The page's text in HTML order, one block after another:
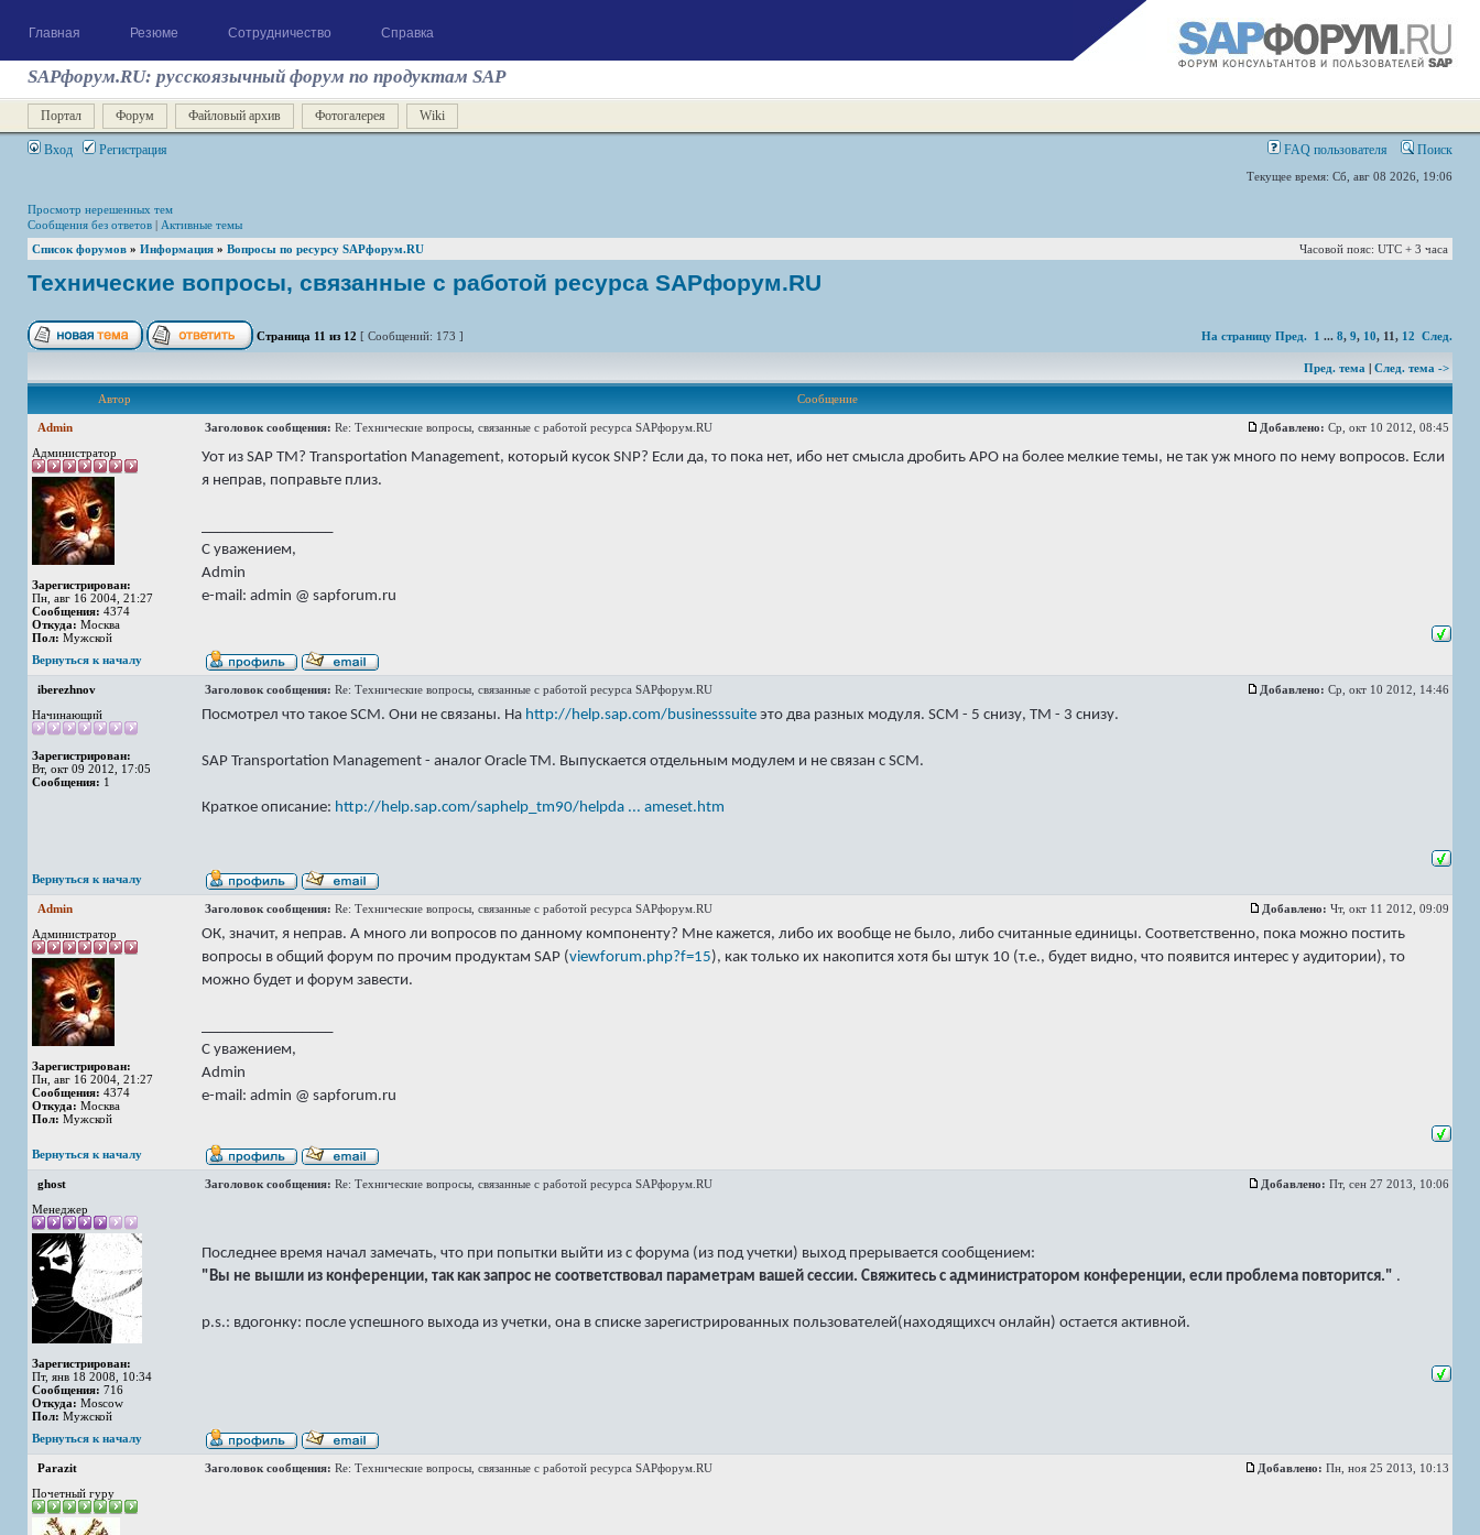
Главная Резюме Сотрудничество Справка
SAPфорум.RU: русскоязычный форум по продуктам SAP
Портал Форум Файловый архив Фотогалерея Wiki
Вход Регистрация FAQ пользователя Поиск
Текущее время: Сб, авг 08 2026, 19:06
Просмотр нерешенных тем
Сообщения без ответов | Активные темы
Список форумов » Информация » Вопросы по ресурсу SAPфорум.RU Часовой пояс: UTC + 3 часа
Технические вопросы, связанные с работой ресурса SAPфорум.RU
Страница 11 из 12 [ Сообщений: 173 ] На страницу Пред. 1 ... 8, 9, 10, 11, 12 След.
Пред. тема | След. тема ->
Автор Сообщение
Admin Заголовок сообщения: Re: Технические вопросы, связанные с работой ресурса SAPфорум.RU Добавлено: Ср, окт 10 2012, 08:45
Администратор
Зарегистрирован:
Пн, авг 16 2004, 21:27
Сообщения: 4374
Откуда: Москва
Пол: Мужской
Уот из SAP TM? Transportation Management, который кусок SNP? Если да, то пока нет, ибо нет смысла дробить АРО на более мелкие темы, не так уж много по нему вопросов. Если
я неправ, поправьте плиз.
С уважением,
Admin
e-mail: admin @ sapforum.ru
Вернуться к началу
iberezhnov Заголовок сообщения: Re: Технические вопросы, связанные с работой ресурса SAPфорум.RU Добавлено: Ср, окт 10 2012, 14:46
Начинающий
Зарегистрирован:
Вт, окт 09 2012, 17:05
Сообщения: 1
Посмотрел что такое SCM. Они не связаны. На http://help.sap.com/businesssuiteэто два разных модуля. SCM - 5 снизу, TM - 3 снизу.
SAP Transportation Management - аналог Oracle TM. Выпускается отдельным модулем и не связан с SCM.
Краткое описание: http://help.sap.com/saphelp_tm90/helpda ... ameset.htm
Вернуться к началу
Admin Заголовок сообщения: Re: Технические вопросы, связанные с работой ресурса SAPфорум.RU Добавлено: Чт, окт 11 2012, 09:09
Администратор
Зарегистрирован:
Пн, авг 16 2004, 21:27
Сообщения: 4374
Откуда: Москва
Пол: Мужской
ОК, значит, я неправ. А много ли вопросов по данному компоненту? Мне кажется, либо их вообще не было, либо считанные единицы. Соответственно, пока можно постить
вопросы в общий форум по прочим продуктам SAP (viewforum.php?f=15), как только их накопится хотя бы штук 10 (т.е., будет видно, что появится интерес у аудитории), то
можно будет и форум завести.
С уважением,
Admin
e-mail: admin @ sapforum.ru
Вернуться к началу
ghost Заголовок сообщения: Re: Технические вопросы, связанные с работой ресурса SAPфорум.RU Добавлено: Пт, сен 27 2013, 10:06
Менеджер
Зарегистрирован:
Пт, янв 18 2008, 10:34
Сообщения: 716
Откуда: Moscow
Пол: Мужской
Последнее время начал замечать, что при попытки выйти из с форума (из под учетки) выход прерывается сообщением:
"Вы не вышли из конференции, так как запрос не соответствовал параметрам вашей сессии. Свяжитесь с администратором конференции, если проблема повторится." .
p.s.: вдогонку: после успешного выхода из учетки, она в списке зарегистрированных пользователей(находящихсч онлайн) остается активной.
Вернуться к началу
Parazit Заголовок сообщения: Re: Технические вопросы, связанные с работой ресурса SAPфорум.RU Добавлено: Пн, ноя 25 2013, 10:13
Почетный гуру